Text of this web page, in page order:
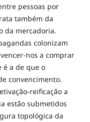
pessoas por
também da
da mercadoria.
colonizam
nos a comprar
é a de que o
convencimento.
reificação a
estão submetidos
topológica da